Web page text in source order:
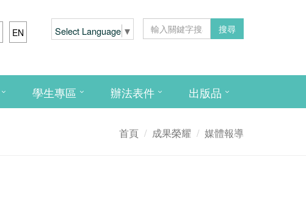
EN Select Language ▼ 搜尋
學生專區 辦法表件 出版品
首頁 成果榮耀 媒體報導